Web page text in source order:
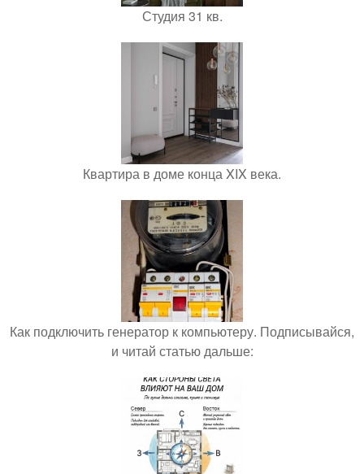
Студия 31 кв.
Квартира в доме конца XIX века.
Как подключить генератор к компьютеру. Подписывайся,
и читай статью дальше: